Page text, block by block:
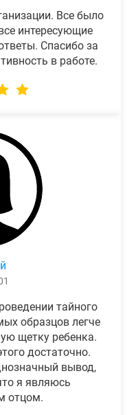
Все было
интересующие
Спасибо за
в работе.
тайного
образцов легче
щетку ребенка.
достаточно.
вывод,
я являюсь
отцом.